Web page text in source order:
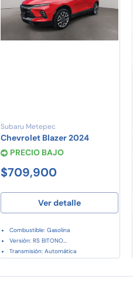
Subaru Metepec
Chevrolet Blazer 2024
PRECIO BAJO
$709,900
Ver detalle
Combustible: Gasolina
Versión: RS BITONO...
Transmisión: Automática